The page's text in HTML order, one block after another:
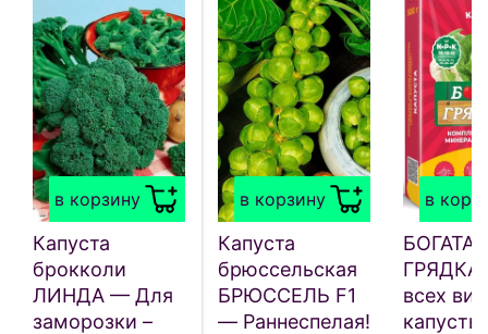
в корзину
Капуста
брокколи
ЛИНДА — Для
заморозки –
в корзину
Капуста
брюссельская
БРЮССЕЛЬ F1
— Раннеспелая!
в
БОГАТАЯ
ГРЯДКА
всех
капусты